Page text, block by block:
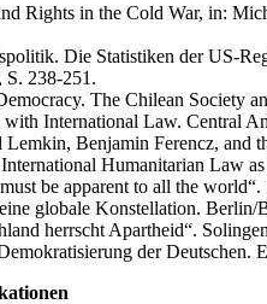
Rights in the Cold War, in:
Die Statistiken der US-
238-251.
The Chilean Society
International Law. Central
Lemkin, Benjamin Ferencz,
Humanitarian Law
be apparent to all the
globale Konstellation. Berlin/
herrscht Apartheid“.
der Deutschen.